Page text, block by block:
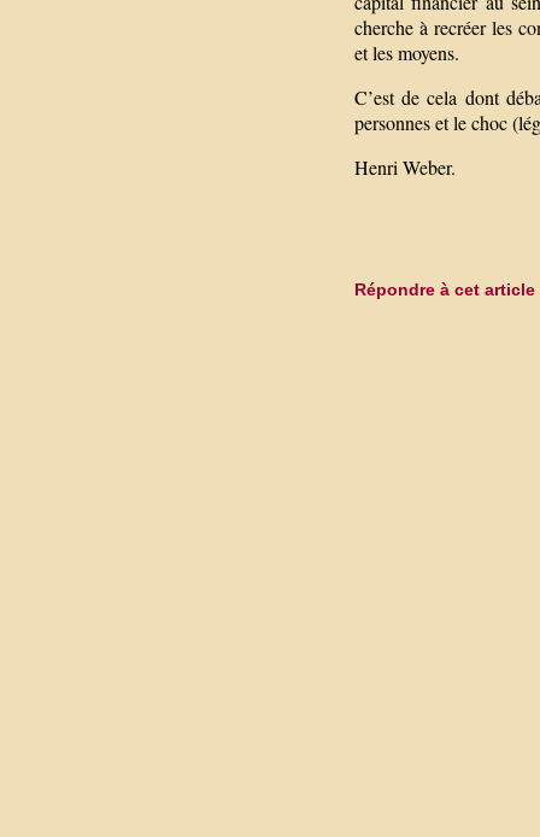
cherche à recréer les
et les moyens.
C’est de cela dont
personnes et le choc
Henri Weber.
Répondre à cet article